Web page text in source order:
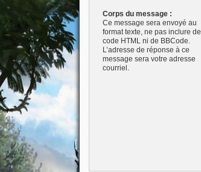
Corps du message :
Ce message sera envoyé au
format texte, ne pas inclure de
code HTML ni de BBCode.
L’adresse de réponse à ce
message sera votre adresse
courriel.